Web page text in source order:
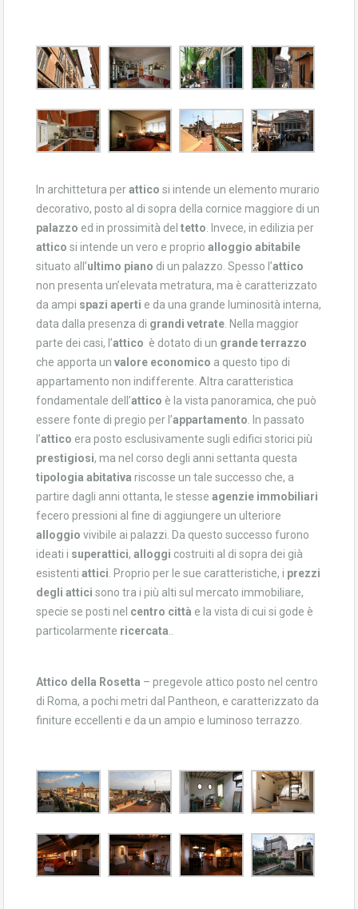
In archittetura perattico si intende un elemento murario
decorativo, posto al di sopra della cornice maggiore di un
palazzo ed in prossimità del tetto . Invece, in edilizia per
attico si intende un vero e proprio alloggio abitabile
situato all’ultimo piano di un palazzo. Spesso l’attico
non presenta un’elevata metratura, ma è caratterizzato
da ampi spazi aperti e da una grande luminosità interna,
data dalla presenza di grandi vetrate . Nella maggior
parte dei casi, l’attico è dotato di un grande terrazzo
che apporta un valore economico a questo tipo di
appartamento non indifferente. Altra caratteristica
fondamentale dell’attico è la vista panoramica, che può
essere fonte di pregio per l’appartamento . In passato
l’attico era posto esclusivamente sugli edifici storici più
prestigiosi, ma nel corso degli anni settanta questa
tipologia abitativa riscosse un tale successo che, a
partire dagli anni ottanta, le stesse agenzie immobiliari
fecero pressioni al fine di aggiungere un ulteriore
alloggio vivibile ai palazzi. Da questo successo furono
ideati i superattici, alloggi costruiti al di sopra dei già
esistenti attici . Proprio per le sue caratteristiche, i prezzi
degli attici sono tra i più alti sul mercato immobiliare,
specie se posti nel centro città e la vista di cui si gode è
particolarmente ricercata
Attico della Rosetta – pregevole attico posto nel centro
di Roma, a pochi metri dal Pantheon, e caratterizzato da
finiture eccellenti e da un ampio e luminoso terrazzo.